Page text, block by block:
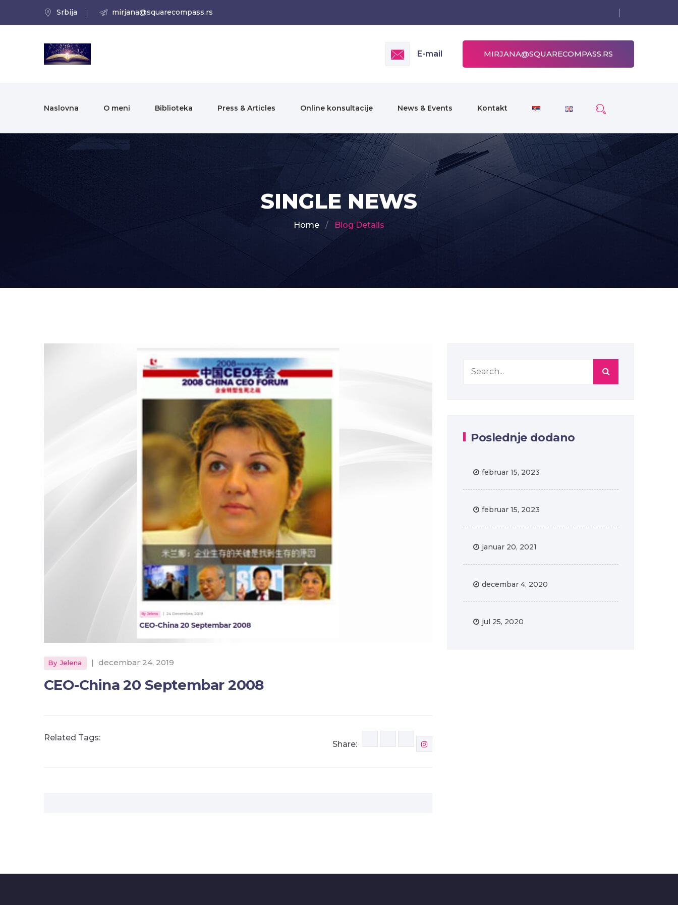
Srbija mirjana@squarecompass.rs
E-mail MIRJANA@SQUARECOMPASS.RS
Naslovna O meni Biblioteka Press & Articles Online konsultacije News & Events Kontakt
SINGLE NEWS
Home Blog Details
By Jelena | decembar 24, 2019
CEO-China 20 Septembar 2008
Related Tags:
Share:
Poslednje dodano
februar 15, 2023
februar 15, 2023
januar 20, 2021
decembar 4, 2020
jul 25, 2020